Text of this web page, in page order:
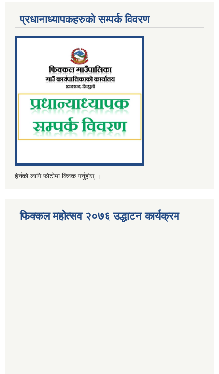
प्रधानाध्यापकहरुको सम्पर्क विवरण
हेर्नको लागि फोटोमा क्लिक गर्नुहोस् ।
फिक्कल महोत्सव २०७६ उद्धाटन कार्यक्रम